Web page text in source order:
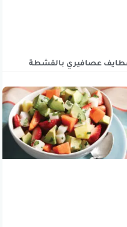
عصافيري بالقشطة